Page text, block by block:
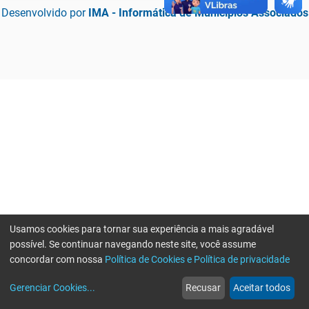
Desenvolvido por IMA - Informática de Municípios Associados
web
Notícias
more_horiz
Mais
Usamos cookies para tornar sua experiência a mais agradável
possível. Se continuar navegando neste site, você assume
concordar com nossa Política de Cookies e Política de privacidade
Gerenciar Cookies... Recusar Aceitar todos
Erro ao enviar informações, por favor tente novamente